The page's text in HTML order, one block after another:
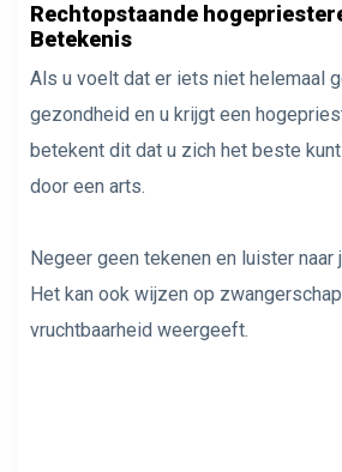
Rechtopstaande
Betekenis
Als u voelt dat er iets niet helemaal
gezondheid en u krijgt een
betekent dit dat u zich het beste
door een arts.
Negeer geen tekenen en luister naar
Het kan ook wijzen op
vruchtbaarheid weergeeft.